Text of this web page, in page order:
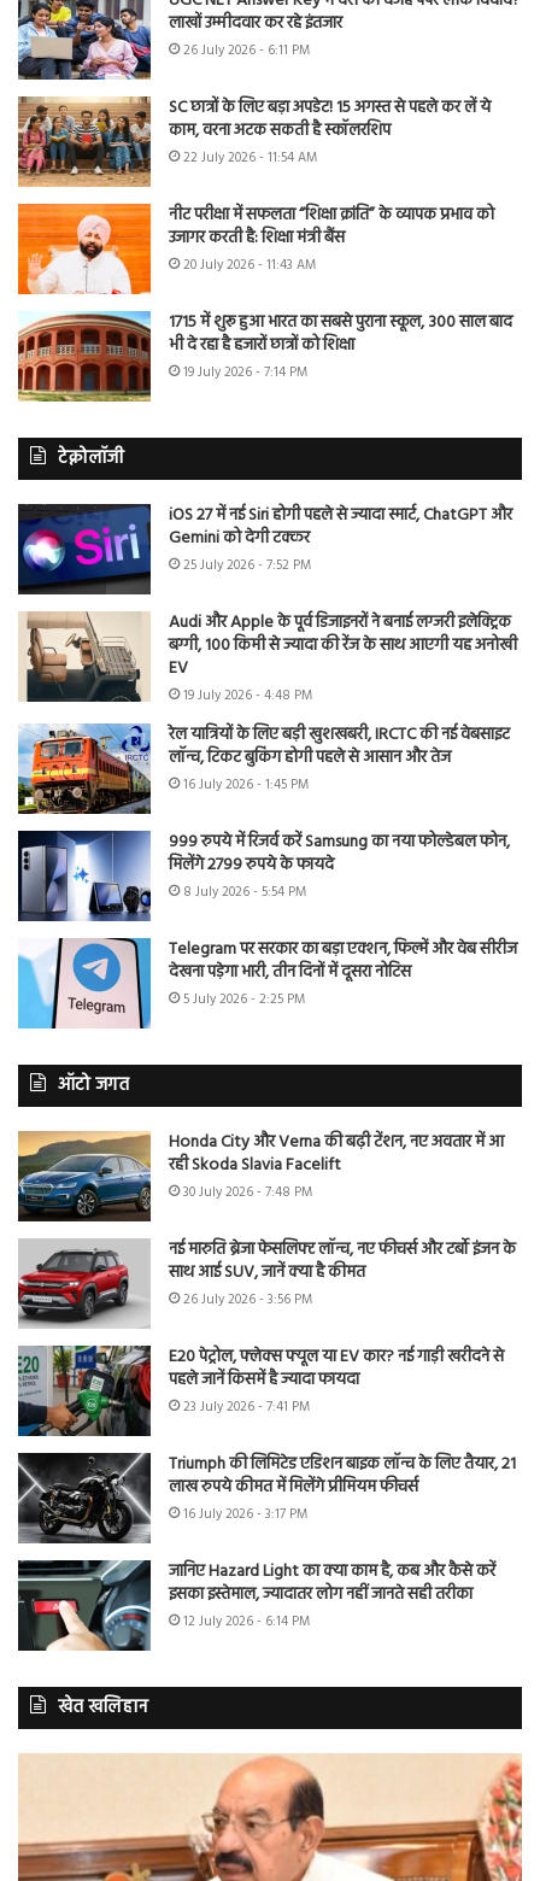
लाखों उम्मीदवार कर रहे इंतजार
26 July 2026 - 6:11 PM
SC छात्रों के लिए बड़ा अपडेट! 15 अगस्त से पहले कर लें ये
काम, वरना अटक सकती है स्कॉलरशिप
22 July 2026 - 11:54 AM
नीट परीक्षा में सफलता “शिक्षा क्रांति” के व्यापक प्रभाव को
उजागर करती है: शिक्षा मंत्री बैंस
20 July 2026 - 11:43 AM
1715 में शुरू हुआ भारत का सबसे पुराना स्कूल, 300 साल बाद
भी दे रहा है हजारों छात्रों को शिक्षा
19 July 2026 - 7:14 PM
टेक्नोलॉजी
iOS 27 में नई Siri होगी पहले से ज्यादा स्मार्ट, ChatGPT और
Gemini को देगी टक्कर
25 July 2026 - 7:52 PM
Audi और Apple के पूर्व डिजाइनरों ने बनाई लग्जरी इलेक्ट्रिक
बग्गी, 100 किमी से ज्यादा की रेंज के साथ आएगी यह अनोखी
EV
19 July 2026 - 4:48 PM
रेल यात्रियों के लिए बड़ी खुशखबरी, IRCTC की नई वेबसाइट
लॉन्च, टिकट बुकिंग होगी पहले से आसान और तेज
16 July 2026 - 1:45 PM
999 रुपये में रिजर्व करें Samsung का नया फोल्डेबल फोन,
मिलेंगे 2799 रुपये के फायदे
8 July 2026 - 5:54 PM
Telegram पर सरकार का बड़ा एक्शन, फिल्में और वेब सीरीज
देखना पड़ेगा भारी, तीन दिनों में दूसरा नोटिस
5 July 2026 - 2:25 PM
ऑटो जगत
Honda City और Verna की बढ़ी टेंशन, नए अवतार में आ
रही Skoda Slavia Facelift
30 July 2026 - 7:48 PM
नई मारुति ब्रेजा फेसलिफ्ट लॉन्च, नए फीचर्स और टर्बो इंजन के
साथ आई SUV, जानें क्या है कीमत
26 July 2026 - 3:56 PM
E20 पेट्रोल, फ्लेक्स फ्यूल या EV कार? नई गाड़ी खरीदने से
पहले जानें किसमें है ज्यादा फायदा
23 July 2026 - 7:41 PM
Triumph की लिमिटेड एडिशन बाइक लॉन्च के लिए तैयार, 21
लाख रुपये कीमत में मिलेंगे प्रीमियम फीचर्स
16 July 2026 - 3:17 PM
जानिए Hazard Light का क्या काम है, कब और कैसे करें
इसका इस्तेमाल, ज्यादातर लोग नहीं जानते सही तरीका
12 July 2026 - 6:14 PM
खेत खलिहान